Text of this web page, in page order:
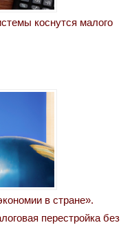
коснутся малого
в стране».
перестройка без